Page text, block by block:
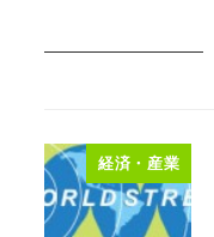
経済・産業